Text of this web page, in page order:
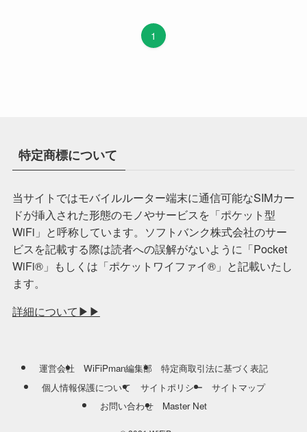
1
特定商標について
当サイトではモバイルルーター端末に通信可能なSIMカー
ドが挿入された形態のモノやサービスを「ポケット型
WiFi」と呼称しています。ソフトバンク株式会社のサー
ビスを記載する際は読者への誤解がないように「Pocket
WiFi®️」もしくは「ポケットワイファイ®️」と記載いたし
ます。
詳細について▶︎▶︎
運営会社 WiFiPman編集部
特定商取引法に基づく表記
個人情報保護について
サイトポリシー
サイトマップ
お問い合わせ
Master Net